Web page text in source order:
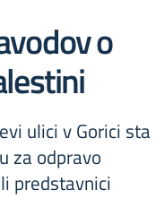
o
ulici v Gorici sta
za odpravo
predstavnici